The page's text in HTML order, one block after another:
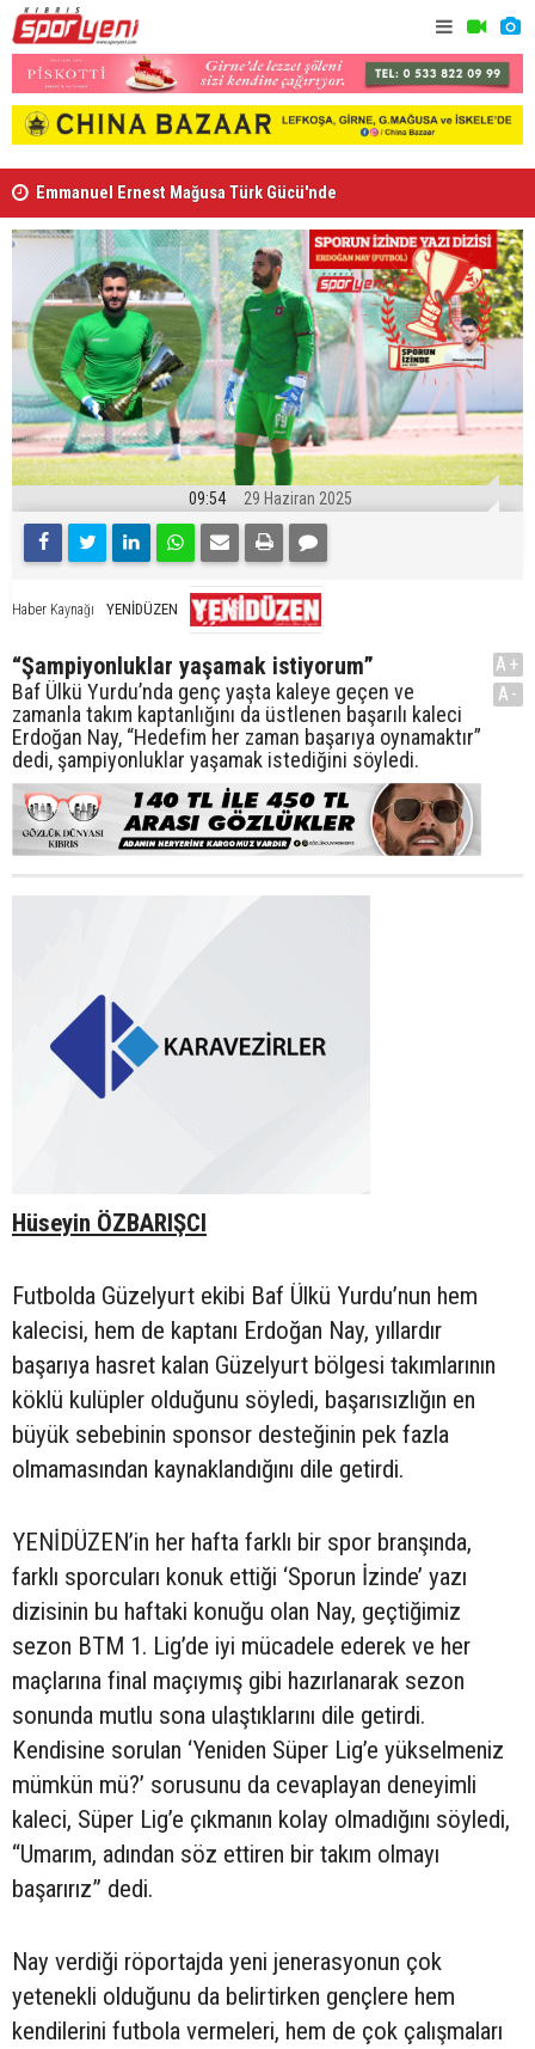
Emmanuel Ernest Mağusa Türk Gücü'nde
09:54 29 Haziran 2025
Haber Kaynağı YENİDÜZEN
“Şampiyonluklar yaşamak istiyorum”
Baf Ülkü Yurdu’nda genç yaşta kaleye geçen ve
zamanla takım kaptanlığını da üstlenen başarılı kaleci
Erdoğan Nay, “Hedefim her zaman başarıya oynamaktır”
dedi, şampiyonluklar yaşamak istediğini söyledi.
A+
A-
Hüseyin ÖZBARIŞCI
Futbolda Güzelyurt ekibi Baf Ülkü Yurdu’nun hem
kalecisi, hem de kaptanı Erdoğan Nay, yıllardır
başarıya hasret kalan Güzelyurt bölgesi takımlarının
köklü kulüpler olduğunu söyledi, başarısızlığın en
büyük sebebinin sponsor desteğinin pek fazla
olmamasından kaynaklandığını dile getirdi.
YENİDÜZEN’in her hafta farklı bir spor branşında,
farklı sporcuları konuk ettiği ‘Sporun İzinde’ yazı
dizisinin bu haftaki konuğu olan Nay, geçtiğimiz
sezon BTM 1. Lig’de iyi mücadele ederek ve her
maçlarına final maçıymış gibi hazırlanarak sezon
sonunda mutlu sona ulaştıklarını dile getirdi.
Kendisine sorulan ‘Yeniden Süper Lig’e yükselmeniz
mümkün mü?’ sorusunu da cevaplayan deneyimli
kaleci, Süper Lig’e çıkmanın kolay olmadığını söyledi,
“Umarım, adından söz ettiren bir takım olmayı
başarırız” dedi.
Nay verdiği röportajda yeni jenerasyonun çok
yetenekli olduğunu da belirtirken gençlere hem
kendilerini futbola vermeleri, hem de çok çalışmaları